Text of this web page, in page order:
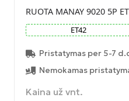
RUOTA MANAY 9020 5P
ET42
Pristatymas per 5-7
Nemokamas
Kaina už vnt.